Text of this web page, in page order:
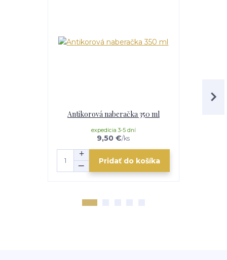
Antikorová naberačka 350 ml
9,50 €/ks
expedícia 3-5 dní
Pridať do košíka